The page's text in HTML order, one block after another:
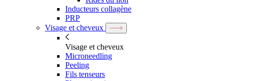
Inducteurs collagène
PRP
Visage et cheveux
Visage et cheveux
Microneedling
Peeling
Fils tenseurs